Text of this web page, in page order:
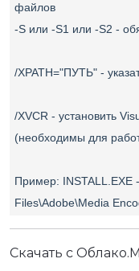
файлов
-S или -S1 или -S2 -
/XPATH="ПУТЬ" -
/XVCR - установить
(необходимы для
Пример: INSTALL.EXE
Files\Adobe\Media
Скачать с